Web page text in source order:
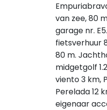
van zee, 80
garage nr.
fietsverhuur
80 m.
midgetgolf
viento 3 km,
Perelada 12
eigenaar